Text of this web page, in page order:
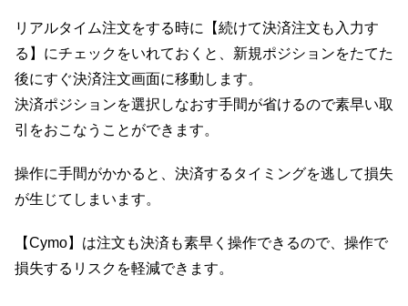
リアルタイム注文をする時に【続けて決済注文も入力す
る】にチェックをいれておくと、新規ポジションをたてた
後にすぐ決済注文画面に移動します。
決済ポジションを選択しなおす手間が省けるので素早い取
引をおこなうことができます。
操作に手間がかかると、決済するタイミングを逃して損失
が生じてしまいます。
【Cymo】は注文も決済も素早く操作できるので、操作で
損失するリスクを軽減できます。